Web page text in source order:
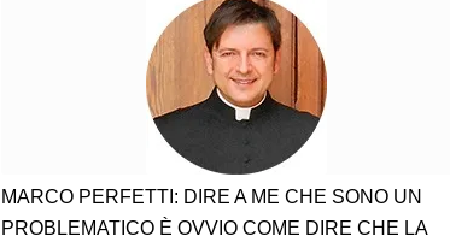
MARCO PERFETTI: DIRE A ME CHE SONO UN
PROBLEMATICO È OVVIO COME DIRE CHE LA